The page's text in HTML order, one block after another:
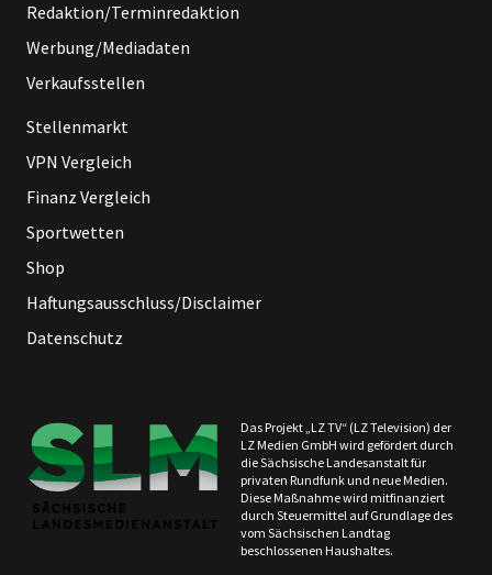
Redaktion/Terminredaktion
Werbung/Mediadaten
Verkaufsstellen
Stellenmarkt
VPN Vergleich
Finanz Vergleich
Sportwetten
Shop
Haftungsausschluss/Disclaimer
Datenschutz
Das Projekt „LZ TV“ (LZ Television) der
LZ Medien GmbH wird gefördert durch
die Sächsische Landesanstalt für
privaten Rundfunk und neue Medien.
Diese Maßnahme wird mitfinanziert
durch Steuermittel auf Grundlage des
vom Sächsischen Landtag
beschlossenen Haushaltes.